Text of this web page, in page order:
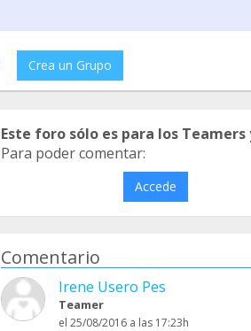
Crea un Grupo
Este foro sólo es para los
Para poder comentar:
Accede
Comentario
Irene Usero Pes
Teamer
el 25/08/2016 a las 17:23h